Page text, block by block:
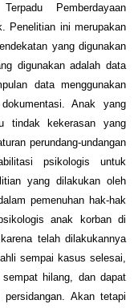
Pemberdayaan
Penelitian ini merupakan
yang digunakan
digunakan adalah data
data menggunakan
Anak yang
tindak kekerasan yang
perundang-undangan
psikologis untuk
yang dilakukan oleh
pemenuhan hak-hak
anak korban di
telah dilakukannya
sempai kasus selesai,
hilang, dan dapat
Akan tetapi